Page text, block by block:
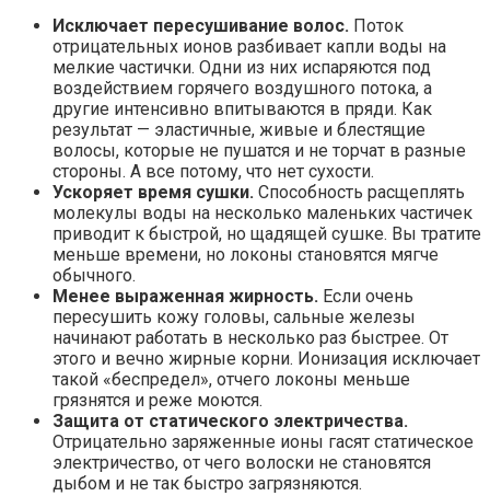
Исключает пересушивание волос. Поток
отрицательных ионов разбивает капли воды на
мелкие частички. Одни из них испаряются под
воздействием горячего воздушного потока, а
другие интенсивно впитываются в пряди. Как
результат — эластичные, живые и блестящие
волосы, которые не пушатся и не торчат в разные
стороны. А все потому, что нет сухости.
Ускоряет время сушки. Способность расщеплять
молекулы воды на несколько маленьких частичек
приводит к быстрой, но щадящей сушке. Вы тратите
меньше времени, но локоны становятся мягче
обычного.
Менее выраженная жирность. Если очень
пересушить кожу головы, сальные железы
начинают работать в несколько раз быстрее. От
этого и вечно жирные корни. Ионизация исключает
такой «беспредел», отчего локоны меньше
грязнятся и реже моются.
Защита от статического электричества.
Отрицательно заряженные ионы гасят статическое
электричество, от чего волоски не становятся
дыбом и не так быстро загрязняются.